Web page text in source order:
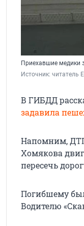
Приехавшие медики
Источник: читатель
В ГИБДД
задавила
Напомним, ДТП
Хомякова
пересечь
Погибшему
Водителю